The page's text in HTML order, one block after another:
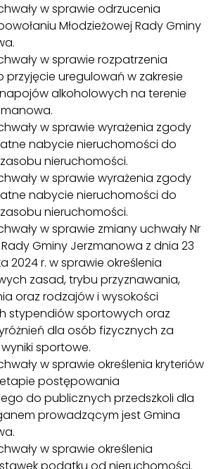
w sprawie odrzucenia
Młodzieżowej Rady Gminy
w sprawie rozpatrzenia
przyjęcie uregulowań w zakresie
alkoholowych na terenie
w sprawie wyrażenia zgody
nabycie nieruchomości do
nieruchomości.
w sprawie wyrażenia zgody
nabycie nieruchomości do
nieruchomości.
w sprawie zmiany uchwały Nr
Rady Gminy Jerzmanowa z dnia 23
2024 r. w sprawie określenia
zasad, trybu przyznawania,
oraz rodzajów i wysokości
stypendiów sportowych oraz
dla osób fizycznych za
sportowe.
w sprawie określenia kryteriów
postępowania
do publicznych przedszkoli dla
prowadzącym jest Gmina
w sprawie określenia